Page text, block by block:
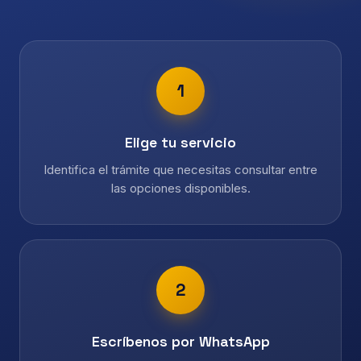
1
Elige tu servicio
Identifica el trámite que necesitas consultar entre
las opciones disponibles.
2
Escríbenos por WhatsApp